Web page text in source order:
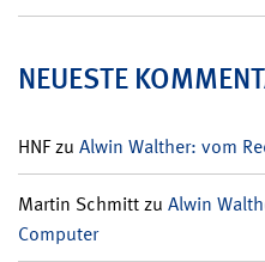
NEUESTE
HNFzu Alwin Walther: vom
Martin Schmittzu Alwin
Computer